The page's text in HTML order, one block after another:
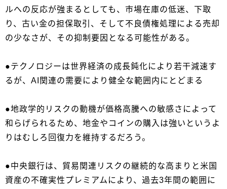
ルへの反応が強まるとしても、市場在庫の低迷、下取
り、古い金の担保取引、そして不良債権処理による売却
の少なさが、その抑制要因となる可能性がある。
●テクノロジーは世界経済の成長鈍化により若干減速す
るが、AI関連の需要により健全な範囲内にとどまる
●地政学的リスクの動機が価格高騰への敏感さによって
和らげられるため、地金やコインの購入は強いというよ
りはむしろ回復力を維持するだろう。
●中央銀行は、貿易関連リスクの継続的な高まりと米国
資産の不確実性プレミアムにより、過去3年間の範囲に